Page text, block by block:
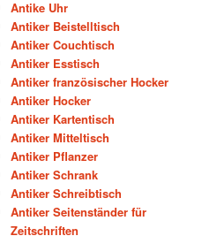
Antike Uhr
Antiker Beistelltisch
Antiker Couchtisch
Antiker Esstisch
Antiker französischer Hocker
Antiker Hocker
Antiker Kartentisch
Antiker Mitteltisch
Antiker Pflanzer
Antiker Schrank
Antiker Schreibtisch
Antiker Seitenständer für
Zeitschriften